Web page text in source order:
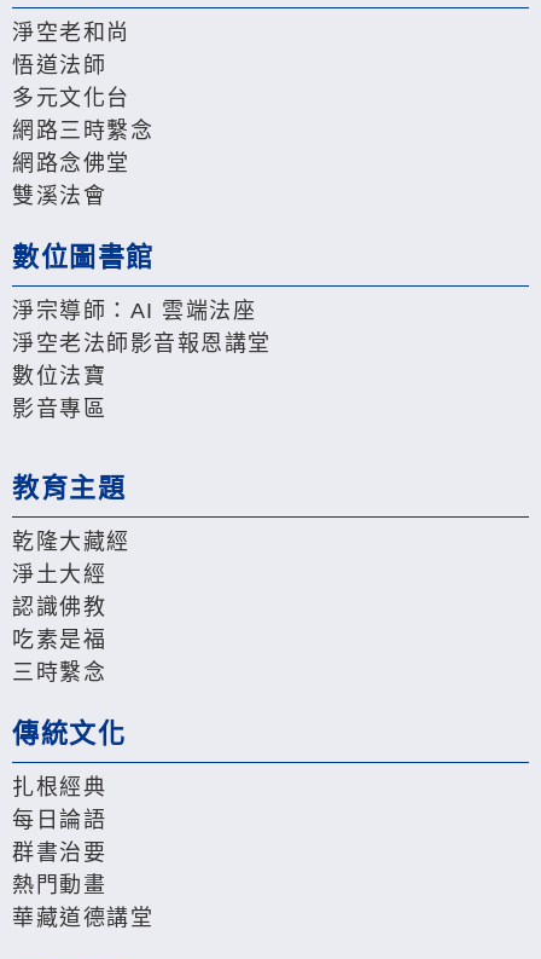
淨空老和尚
悟道法師
多元文化台
網路三時繫念
網路念佛堂
雙溪法會
數位圖書館
淨宗導師：AI 雲端法座
淨空老法師影音報恩講堂
數位法寶
影音專區
教育主題
乾隆大藏經
淨土大經
認識佛教
吃素是福
三時繫念
傳統文化
扎根經典
每日論語
群書治要
熱門動畫
華藏道德講堂